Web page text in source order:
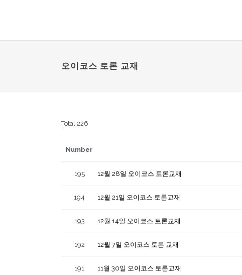
오이코스 토론 교재
Total 226
Number
195 12월 28일 오이코스 토론교재
194 12월 21일 오이코스 토론교재
193 12월 14일 오이코스 토론교재
192 12월 7일 오이코스 토론 교재
191 11월 30일 오이코스 토론교재